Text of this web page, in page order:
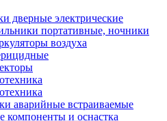
дверные электрические
портативные, ночники
воздуха
аварийные встраиваемые
и оснастка